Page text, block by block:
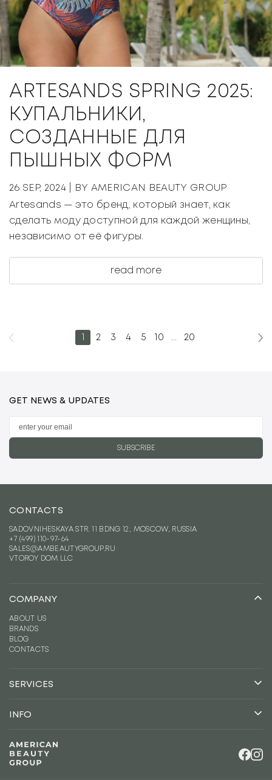
ARTESANDS SPRING 2025:
КУПАЛЬНИКИ,
СОЗДАННЫЕ ДЛЯ
ПЫШНЫХ ФОРМ
26 SEP, 2024
| BY AMERICAN BEAUTY GROUP
Artesands — это бренд, который знает, как
сделать моду доступной для каждой женщины,
независимо от её фигуры.
read more
2 3 4 5 10 ... 20
CONTACTS
SADOVNIHESKAYA STR. 11 BDNG 12, MOSCOW, RUSSIA
+7 (499) 110-97-64
SALES@AMBEAUTYGROUP.RU
VTOROY DOM LLC
COMPANY
ABOUT US
BRANDS
BLOG
CONTACTS
SERVICES
DISTRIBUTION
INFO
CAREERS
LEGAL INFORMATION
FOR BRANDS
GET NEWS & UPDATES
SUBSCRIBE